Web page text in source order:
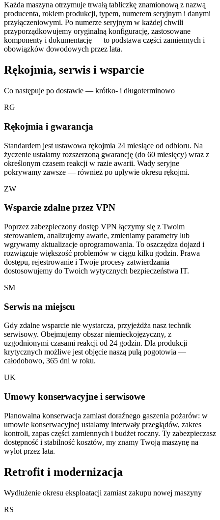
Każda maszyna otrzymuje trwałą tabliczkę znamionową z nazwą
producenta, rokiem produkcji, typem, numerem seryjnym i danymi
przyłączeniowymi. Po numerze seryjnym w każdej chwili
przyporządkowujemy oryginalną konfigurację, zastosowane
komponenty i dokumentację — to podstawa części zamiennych i
obowiązków dowodowych przez lata.
Rękojmia, serwis i wsparcie
Co następuje po dostawie — krótko- i długoterminowo
RG
Rękojmia i gwarancja
Standardem jest ustawowa rękojmia 24 miesiące od odbioru. Na
życzenie ustalamy rozszerzoną gwarancję (do 60 miesięcy) wraz z
określonym czasem reakcji w razie awarii. Wady seryjne
pokrywamy zawsze — również po upływie okresu rękojmi.
ZW
Wsparcie zdalne przez VPN
Poprzez zabezpieczony dostęp VPN łączymy się z Twoim
sterowaniem, analizujemy awarie, zmieniamy parametry lub
wgrywamy aktualizacje oprogramowania. To oszczędza dojazd i
rozwiązuje większość problemów w ciągu kilku godzin. Prawa
dostępu, rejestrowanie i Twoje procesy zatwierdzania
dostosowujemy do Twoich wytycznych bezpieczeństwa IT.
SM
Serwis na miejscu
Gdy zdalne wsparcie nie wystarcza, przyjeżdża nasz technik
serwisowy. Obejmujemy obszar niemieckojęzyczny, z
uzgodnionymi czasami reakcji od 24 godzin. Dla produkcji
krytycznych możliwe jest objęcie naszą pulą pogotowia —
całodobowo, 365 dni w roku.
UK
Umowy konserwacyjne i serwisowe
Planowalna konserwacja zamiast doraźnego gaszenia pożarów: w
umowie konserwacyjnej ustalamy interwały przeglądów, zakres
kontroli, zapas części zamiennych i budżet roczny. Ty zabezpieczasz
dostępność i stabilność kosztów, my znamy Twoją maszynę na
wylot przez lata.
Retrofit i modernizacja
Wydłużenie okresu eksploatacji zamiast zakupu nowej maszyny
RS